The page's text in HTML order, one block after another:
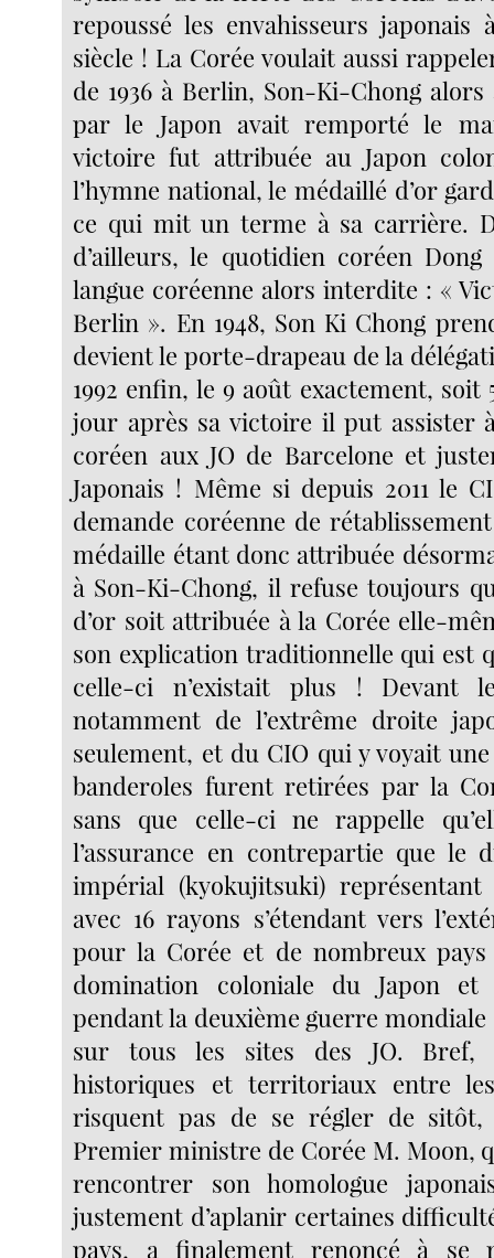
repoussé les envahisseurs
siècle ! La Corée voulait aussi
de 1936 à Berlin, Son-Ki-Chong
par le Japon avait remporté le
victoire fut attribuée au Japon
l’hymne national, le médaillé d’or
ce qui mit un terme à sa carrière.
d’ailleurs, le quotidien coréen
langue coréenne alors interdite : «
Berlin ». En 1948, Son Ki Chong
devient le porte-drapeau de la
1992 enfin, le 9 août exactement,
jour après sa victoire il put assister
coréen aux JO de Barcelone et
Japonais ! Même si depuis 2011 le
demande coréenne de
médaille étant donc attribuée
à Son-Ki-Chong, il refuse toujours
d’or soit attribuée à la Corée elle-
son explication traditionnelle qui est
celle-ci n’existait plus ! Devant
notamment de l’extrême droite
seulement, et du CIO qui y voyait
banderoles furent retirées par la
sans que celle-ci ne rappelle
l’assurance en contrepartie que le
impérial (kyokujitsuki)
avec 16 rayons s’étendant vers
pour la Corée et de nombreux pays
domination coloniale du Japon et
pendant la deuxième guerre
sur tous les sites des JO. Bref,
historiques et territoriaux entre
risquent pas de se régler de sitôt,
Premier ministre de Corée M. Moon,
rencontrer son homologue
justement d’aplanir certaines
pays, a finalement renoncé à se